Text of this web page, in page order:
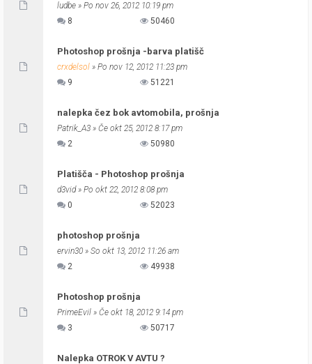
ludbe » Po nov 26, 2012 10:19 pm
8
50460
Photoshop prošnja -barva platišč
crxdelsol » Po nov 12, 2012 11:23 pm
9
51221
nalepka čez bok avtomobila, prošnja
Patrik_A3 » Če okt 25, 2012 8:17 pm
2
50980
Platišča - Photoshop prošnja
d3vid» Po okt 22, 2012 8:08 pm
0
52023
photoshop prošnja
ervin30 » So okt 13, 2012 11:26 am
2
49938
Photoshop prošnja
PrimeEvil » Če okt 18, 2012 9:14 pm
3
50717
Nalepka OTROK V AVTU ?